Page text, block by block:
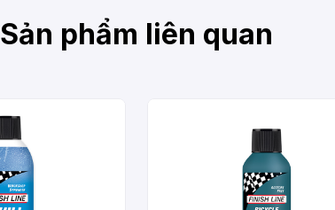
Sản phẩm liên quan